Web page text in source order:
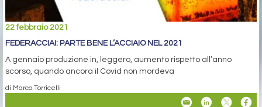
22 febbraio 2021
FEDERACCIAI: PARTE BENE L’ACCIAIO NEL 2021
A gennaio produzione in, leggero, aumento rispetto all’anno
scorso, quando ancora il Covid non mordeva
di Marco Torricelli